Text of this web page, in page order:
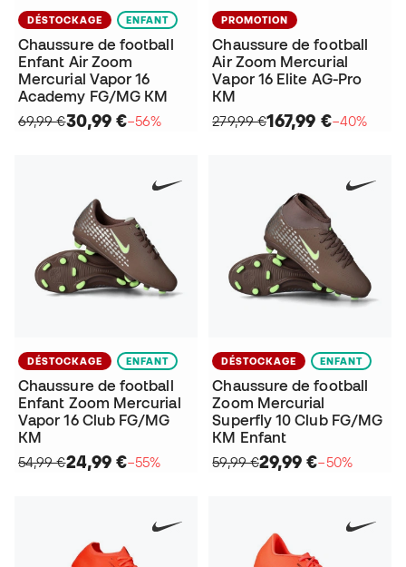
DÉSTOCKAGE ENFANT
Chaussure de football
Enfant Air Zoom
Mercurial Vapor 16
Academy FG/MG KM
69,99 €30,99 €−56%
PROMOTION
Chaussure de football
Air Zoom Mercurial
Vapor 16 Elite AG-Pro
KM
279,99 €167,99 €−40%
DÉSTOCKAGE ENFANT
Chaussure de football
Enfant Zoom Mercurial
Vapor 16 Club FG/MG
KM
54,99 €24,99 €−55%
DÉSTOCKAGE ENFANT
Chaussure de football
Zoom Mercurial
Superfly 10 Club FG/MG
KM Enfant
59,99 €29,99 €−50%